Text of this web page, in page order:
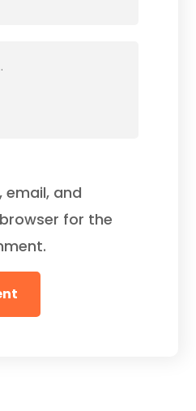
email, and
for the